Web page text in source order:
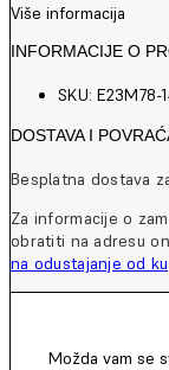
Više informacija
INFORMACIJE O
SKU: E23M78-
DOSTAVA I
Besplatna dostava
Za informacije o
obratiti na adresu
na odustajanje od
Možda vam se